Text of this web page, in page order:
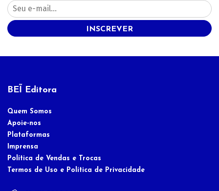
INSCREVER
BEĨ Editora
Quem Somos
Apoie-nos
Plataformas
Imprensa
Política de Vendas e Trocas
Termos de Uso e Política de Privacidade